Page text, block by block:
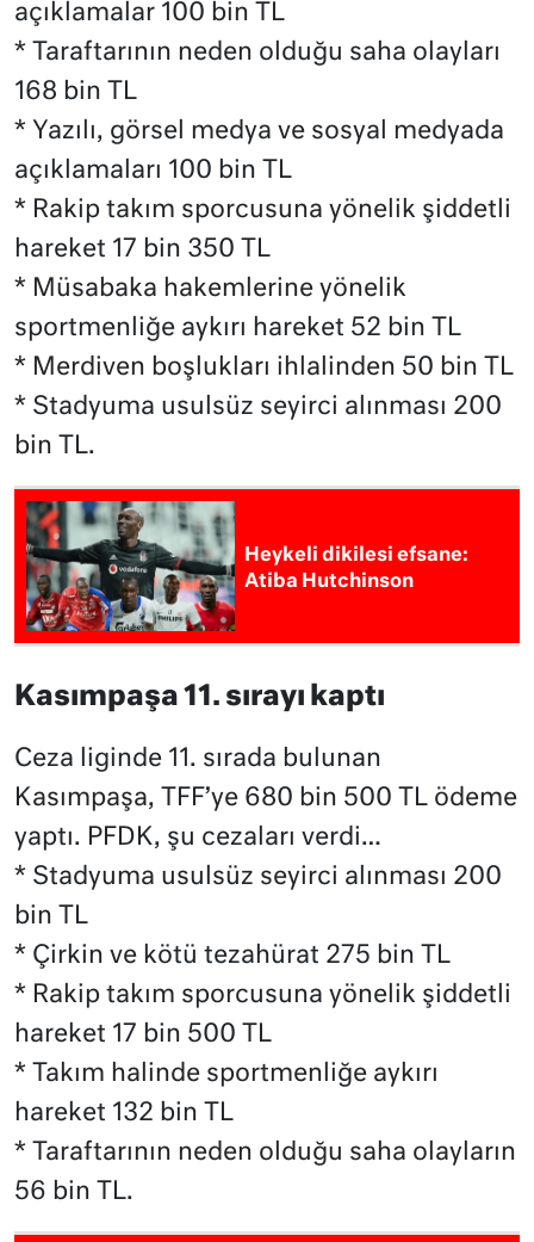
açıklamalar 100 bin TL
* Taraftarının neden olduğu saha olayları
168 bin TL
* Yazılı, görsel medya ve sosyal medyada
açıklamaları 100 bin TL
* Rakip takım sporcusuna yönelik şiddetli
hareket 17 bin 350 TL
* Müsabaka hakemlerine yönelik
sportmenliğe aykırı hareket 52 bin TL
* Merdiven boşlukları ihlalinden 50 bin TL
* Stadyuma usulsüz seyirci alınması 200
bin TL.
Heykeli dikilesi efsane:
Atiba Hutchinson
Kasımpaşa 11. sırayı kaptı
Ceza liginde 11. sırada bulunan
Kasımpaşa, TFF’ye 680 bin 500 TL ödeme
yaptı. PFDK, şu cezaları verdi…
* Stadyuma usulsüz seyirci alınması 200
bin TL
* Çirkin ve kötü tezahürat 275 bin TL
* Rakip takım sporcusuna yönelik şiddetli
hareket 17 bin 500 TL
* Takım halinde sportmenliğe aykırı
hareket 132 bin TL
* Taraftarının neden olduğu saha olayların
56 bin TL.